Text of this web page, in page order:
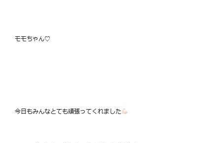
モモちゃん♡
今日もみんなとても頑張ってくれました